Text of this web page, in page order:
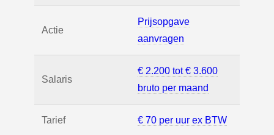
Actie
Prijsopgave
aanvragen
Salaris
€ 2.200 tot € 3.600
bruto per maand
Tarief € 70 per uur ex BTW